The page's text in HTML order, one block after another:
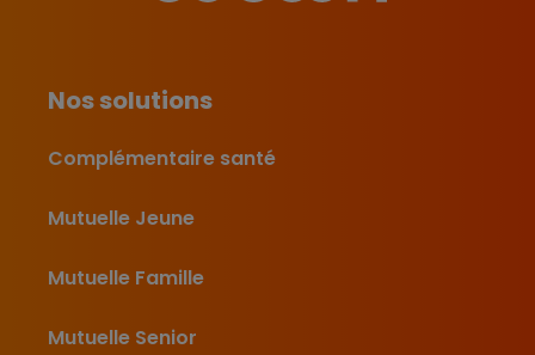
Nos solutions
Complémentaire santé
Mutuelle Jeune
Mutuelle Famille
Mutuelle Senior